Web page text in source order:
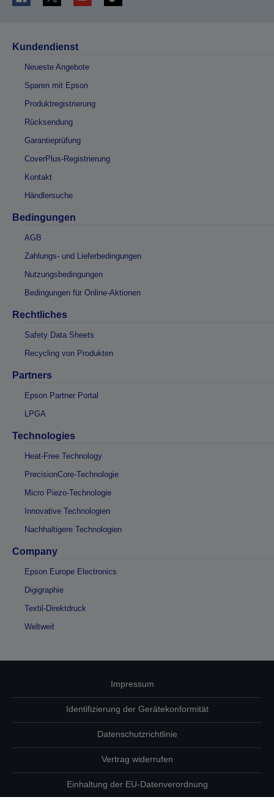
Kundendienst
Neueste Angebote
Sparen mit Epson
Produktregistrierung
Rücksendung
Garantieprüfung
CoverPlus-Registrierung
Kontakt
Händlersuche
Bedingungen
AGB
Zahlungs- und Lieferbedingungen
Nutzungsbedingungen
Bedingungen für Online-Aktionen
Rechtliches
Safety Data Sheets
Recycling von Produkten
Partners
Epson Partner Portal
LPGA
Technologies
Heat-Free Technology
PrecisionCore-Technologie
Micro Piezo-Technologie
Innovative Technologien
Nachhaltigere Technologien
Company
Epson Europe Electronics
Digigraphie
Textil-Direktdruck
Weltweit
Impressum
Identifizierung der Gerätekonformität
Datenschutzrichtlinie
Vertrag widerrufen
Einhaltung der EU-Datenverordnung